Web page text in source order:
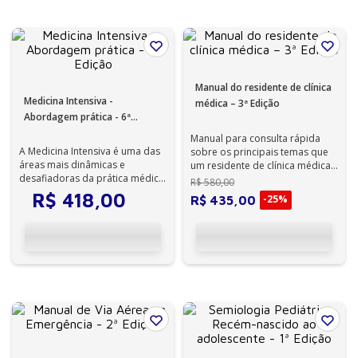
Medicina Intensiva -
Abordagem prática - 6ª
A Medicina Intensiva é uma das
áreas mais dinâmicas e
desafiadoras da prática médica.
Exige raciocínio clínico ágil,
dec...R$ 418,00
Manual do residente de clínica
médica – 3ª Edição
Manual para consulta rápida
sobre os principais temas que
um residente de clínica médica,
um interno e outros médicos
po...
R$580,00
R$ 435 00 -25%